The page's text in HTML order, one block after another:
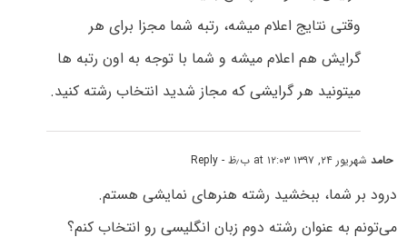
وقتی نتایج اعلام میشه، رتبه شما مجزا برای هر
گرایش هم اعلام میشه و شما با توجه به اون رتبه ها
میتونید هر گرایشی که مجاز شدید انتخاب رشته کنید.
حامدشهریور ۲۴, ۱۳۹۷ at ۱۲:۰۳ ب٫ظ - Reply
درود بر شما، ببخشید رشته هنرهای نمایشی هستم.
می‌تونم به عنوان رشته دوم زبان انگلیسی رو انتخاب کنم؟